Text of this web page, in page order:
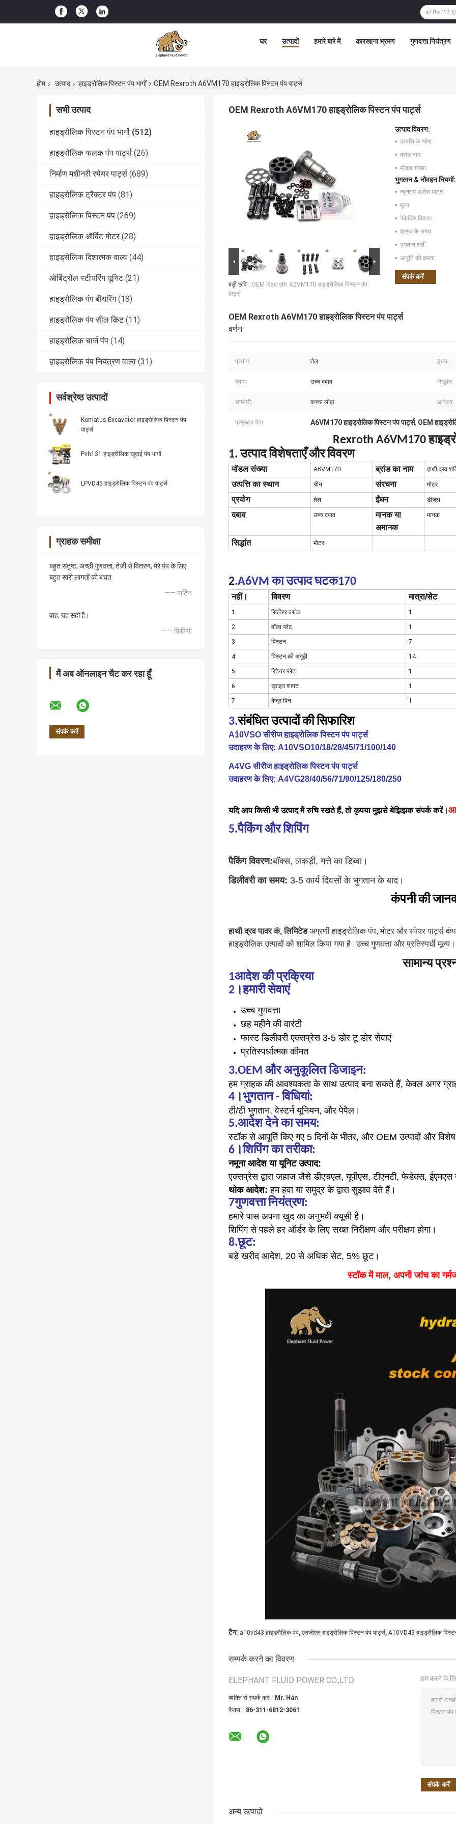
घर उत्पादों हमारे बारे में कारखाना भ्रमण गुणवत्ता नियंत्रण
होम उत्पाद हाइड्रोलिक पिस्टन पंप भागों OEM Rexroth A6VM170 हाइड्रोलिक पिस्टन पंप पार्ट्स
सभी उत्पाद
हाइड्रोलिक पिस्टन पंप भागों (512)
हाइड्रोलिक फलक पंप पार्ट्स (26)
निर्माण मशीनरी स्पेयर पार्ट्स (689)
हाइड्रोलिक ट्रैक्टर पंप (81)
हाइड्रोलिक पिस्टन पंप (269)
हाइड्रोलिक ऑर्बिट मोटर (28)
हाइड्रोलिक दिशात्मक वाल्व (44)
ऑर्बिट्रोल स्टीयरिंग यूनिट (21)
हाइड्रोलिक पंप बीयरिंग (18)
हाइड्रोलिक पंप सील किट (11)
हाइड्रोलिक चार्ज पंप (14)
हाइड्रोलिक पंप नियंत्रण वाल्व (31)
सर्वश्रेष्ठ उत्पादों
Komatus Excavator हाइड्रोलिक पिस्टन पंप
पार्ट्स
Pvh131 हाइड्रोलिक खुदाई पंप भागों
LPVD45 हाइड्रोलिक पिस्टन पंप पार्ट्स
ग्राहक समीक्षा
बहुत संतुष्ट, अच्छी गुणवत्ता, तेजी से वितरण, मेरे पंप के लिए
बहुत सारी लागतों की बचत
—— मार्टिन
वाह, यह सही है।
—— फिलिपो
मैं अब ऑनलाइन चैट कर रहा हूँ
OEM Rexroth A6VM170 हाइड्रोलिक पिस्टन पंप पार्ट्स
बड़ी छवि : OEM Rexroth A6VM170 हाइड्रोलिक पिस्टन पंप
पार्ट्स
उत्पाद विवरण:
उत्पत्ति के प्लेस:
ब्रांड नाम:
मॉडल संख्या:
भुगतान & नौवहन नियमों:
न्यूनतम आदेश मात्रा:
मूल्य:
पैकेजिंग विवरण:
प्रसव के समय:
भुगतान शर्तें:
आपूर्ति की क्षमता:
संपर्क करें
OEM Rexroth A6VM170 हाइड्रोलिक पिस्टन पंप पार्ट्स
वर्णन
प्रयोग: तेल ईंधन:
दबाव: उच्च दबाव सिद्धांत:
सामग्री: कच्चा लोहा आवेदन:
प्रमुखता देना: A6VM170 हाइड्रोलिक पिस्टन पंप पार्ट्स, OEM
Rexroth A6VM170
1. उत्पाद विशेषताएँ और विवरण
मॉडल संख्या A6VM170 ब्रांड का नाम हाथी द्रव
उत्पत्ति का स्थान चीन संरचना मोटर
प्रयोग तेल ईंधन डीज़ल
दबाव उच्च दबाव
मानक या
अमानक
मानक
सिद्धांत मोटर
2.A6VM का उत्पाद घटक170
नहीं। विवरण मात्रा/सेट
1 सिलेंडर ब्लॉक 1
2 वाॅल्व प्लेट 1
3 पिस्टन 7
4 पिस्टन की अंगूठी 14
5 रिटेनर प्लेट 1
6 ड्राइव शाफ्ट 1
7 केंद्र पिन 1
3.संबंधित उत्पादों की सिफारिश
A10VSO सीरीज हाइड्रोलिक पिस्टन पंप पार्ट्स
उदाहरण के लिए: A10VSO10/18/28/45/71/100/140
A4VG सीरीज हाइड्रोलिक पिस्टन पंप पार्ट्स
उदाहरण के लिए: A4VG28/40/56/71/90/125/180/250
यदि आप किसी भी उत्पाद में रुचि रखते हैं, तो कृपया मुझसे बेझिझक संपर्क करें।
5.पैकिंग और शिपिंग
पैकिंग विवरण:बॉक्स, लकड़ी, गत्ते का डिब्बा।
डिलीवरी का समय: 3-5 कार्य दिवसों के भुगतान के बाद।
कंपनी की
हाथी द्रव पावर कं, लिमिटेडअग्रणी हाइड्रोलिक पंप, मोटर और स्पेयर पार्ट्स
हाइड्रोलिक उत्पादों को शामिल किया गया है।उच्च गुणवत्ता और प्रतिस्पर्धी
सामान्य
1आदेश की प्रक्रिया
2 ।हमारी सेवाएं
उच्च गुणवत्ता
छह महीने की वारंटी
फास्ट डिलीवरी एक्सप्रेस 3-5 डोर टू डोर सेवाएं
प्रतिस्पर्धात्मक कीमत
3.OEM और अनुकूलित डिजाइन:
हम ग्राहक की आवश्यकता के साथ उत्पाद बना सकते हैं, केवल अगर
4 ।भुगतान - विधियां:
टी/टी भुगतान, वेस्टर्न यूनियन, और पेपैल।
5.आदेश देने का समय:
स्टॉक से आपूर्ति किए गए 5 दिनों के भीतर, और OEM उत्पादों और
6 ।शिपिंग का तरीका:
नमूना आदेश या यूनिट उत्पाद:
एक्सप्रेस द्वारा जहाज जैसे डीएचएल, यूपीएस, टीएनटी, फेडेक्स, ईएमएस
थोक आदेश:हम हवा या समुद्र के द्वारा सुझाव देते हैं।
7गुणवत्ता नियंत्रण:
हमारे पास अपना खुद का अनुभवी क्यूसी है।
शिपिंग से पहले हर ऑर्डर के लिए सख्त निरीक्षण और परीक्षण होगा।
8.छूट:
बड़े खरीद आदेश, 20 से अधिक सेट, 5% छूट।
स्टॉक में माल, अपनी जांच का
टैग: a10vd43 हाइड्रोलिक पंप, एसजीएस हाइड्रोलिक पिस्टन पंप पार्ट्स, A10VD43 हाइड्रोलिक
सम्पर्क करने का विवरण
ELEPHANT FLUID POWER CO.,LTD
व्यक्ति से संपर्क करें:
Mr. Han
फैक्स:
86-311-6812-3061
हम करने के
अन्य उत्पादों